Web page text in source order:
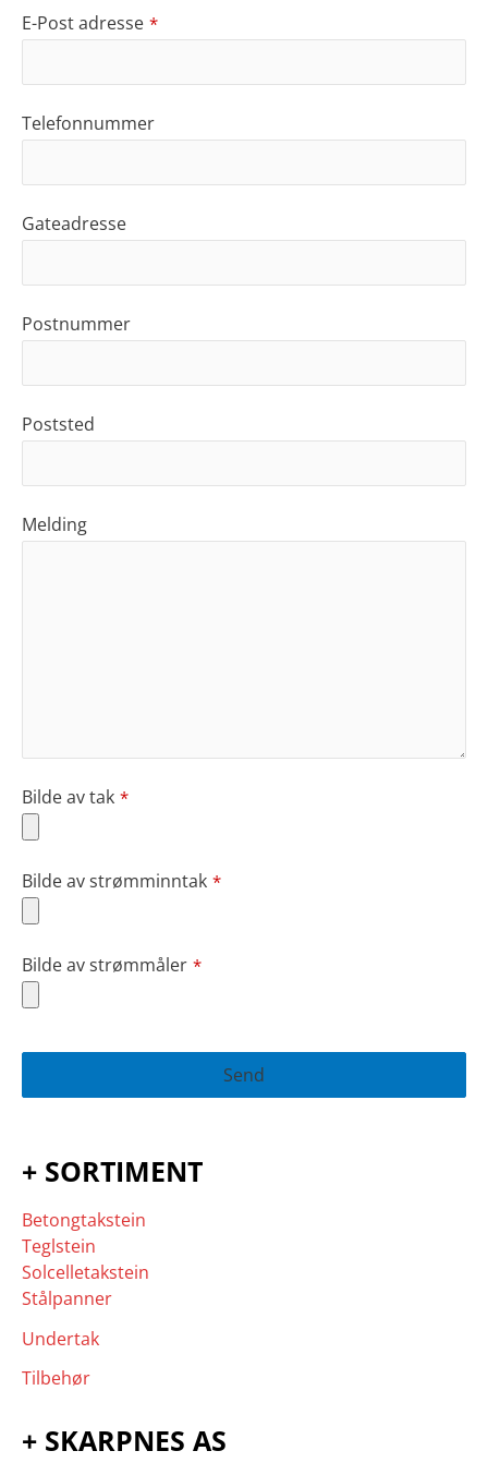
E-Post adresse *
Telefonnummer
Gateadresse
Postnummer
Poststed
Melding
Bilde av tak *
Bilde av strømminntak *
Bilde av strømmåler *
Send
should
left
blank
+ SORTIMENT
Betongtakstein
Teglstein
Solcelletakstein
Stålpanner
Undertak
Tilbehør
+ SKARPNES AS